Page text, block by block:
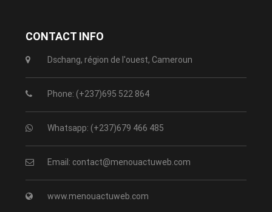
CONTACT INFO
Dschang, région de l'ouest, Cameroun
Phone: (+237)695 522 864
Whatsapp: (+237)679 466 485
Email: contact@menouactuweb.com
www.menouactuweb.com